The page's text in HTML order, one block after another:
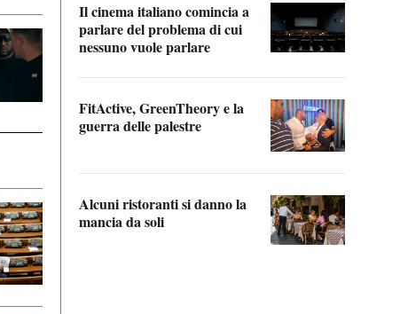
Il cinema italiano comincia a
parlare del problema di cui
nessuno vuole parlare
FitActive, GreenTheory e la
guerra delle palestre
Alcuni ristoranti si danno la
mancia da soli